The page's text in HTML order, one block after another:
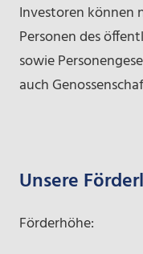
Investoren können
Personen des
sowie
auch
Unsere
Förderhöhe: